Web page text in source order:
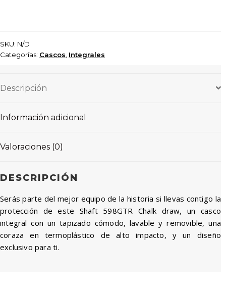
SKU: N/D
Categorías: Cascos Integrales
Descripción
Información adicional
Valoraciones (0)
DESCRIPCIÓN
Serás parte del mejor equipo de la historia si llevas contigo la
protección de este Shaft 598GTR Chalk draw, un casco
integral con un tapizado cómodo, lavable y removible, una
coraza en termoplástico de alto impacto, y un diseño
exclusivo para ti.